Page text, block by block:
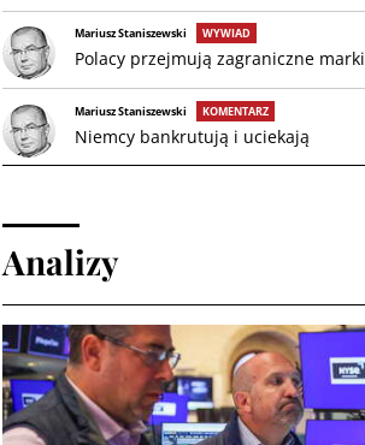
Mariusz Staniszewski WYWIAD
Polacy przejmują zagraniczne marki
Mariusz Staniszewski KOMENTARZ
Niemcy bankrutują i uciekają
Analizy